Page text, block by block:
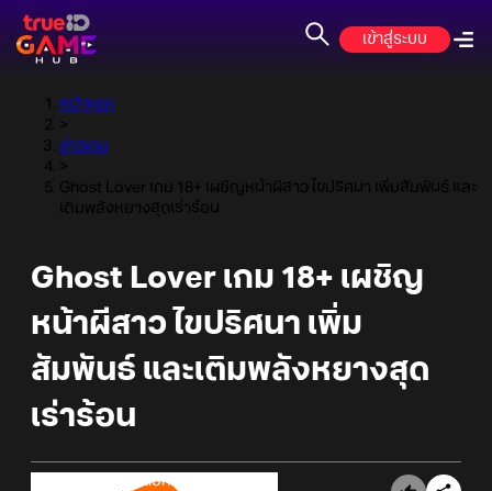
เข้าสู่ระบบ
หน้าแรก
>
ข่าวเกม
>
Ghost Lover เกม 18+ เผชิญหน้าผีสาว ไขปริศนา เพิ่มสัมพันธ์ และ
เติมพลังหยางสุดเร่าร้อน
Ghost Lover เกม 18+ เผชิญ
หน้าผีสาว ไขปริศนา เพิ่ม
สัมพันธ์ และเติมพลังหยางสุด
เร่าร้อน
Online Station